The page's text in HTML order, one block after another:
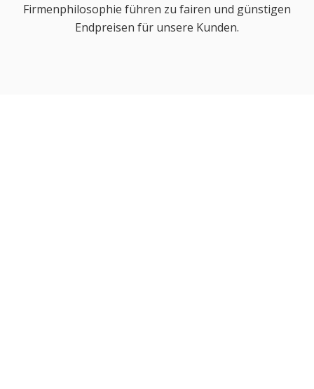
Firmenphilosophie führen zu fairen und günstigen
Endpreisen für unsere Kunden.